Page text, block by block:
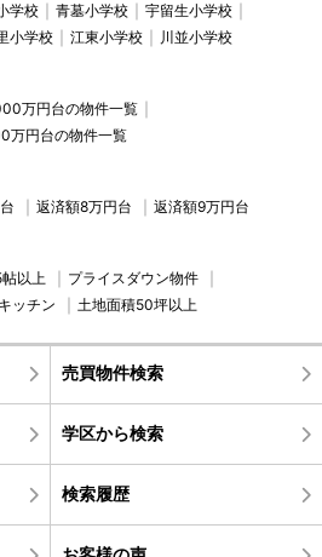
学校 青墓小学校
宇留生小学校
小学校 江東小学校 川並小学校
万円台の物件一覧
万円台の物件一覧
返済額8万円台 返済額9万円台
以上
プライスダウン物件
ッチン 土地面積50坪以上
売買物件検索
学区から検索
検索履歴